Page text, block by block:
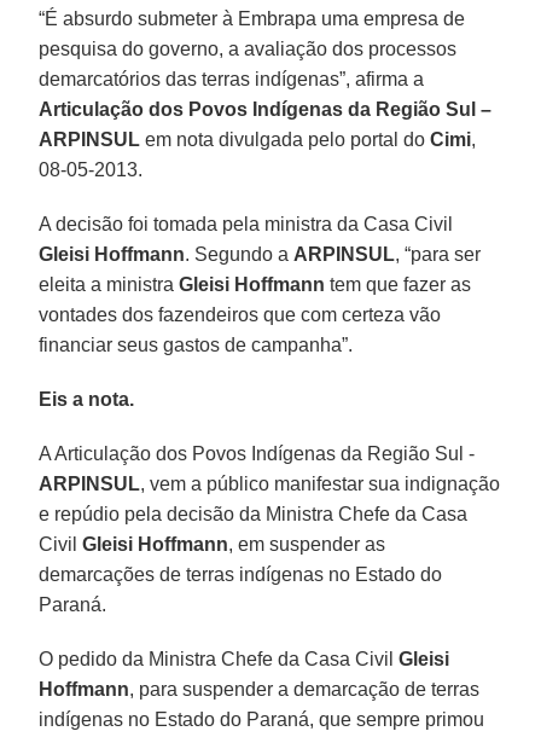
“É absurdo submeter à Embrapa uma empresa de
pesquisa do governo, a avaliação dos processos
demarcatórios das terras indígenas”, afirma a
Articulação dos Povos Indígenas da Região Sul –
ARPINSUL em nota divulgada pelo portal doCimi,
08-05-2013.
A decisão foi tomada pela ministra da Casa Civil
Gleisi Hoffmann. Segundo a ARPINSUL, “para ser
eleita a ministraGleisi Hoffmann tem que fazer as
vontades dos fazendeiros que com certeza vão
financiar seus gastos de campanha”.
Eis a nota.
A Articulação dos Povos Indígenas da Região Sul -
ARPINSUL, vem a público manifestar sua indignação
e repúdio pela decisão da Ministra Chefe da Casa
CivilGleisi Hoffmann, em suspender as
demarcações de terras indígenas no Estado do
Paraná.
O pedido da Ministra Chefe da Casa Civil Gleisi
Hoffmann, para suspender a demarcação de terras
indígenas no Estado do Paraná, que sempre primou